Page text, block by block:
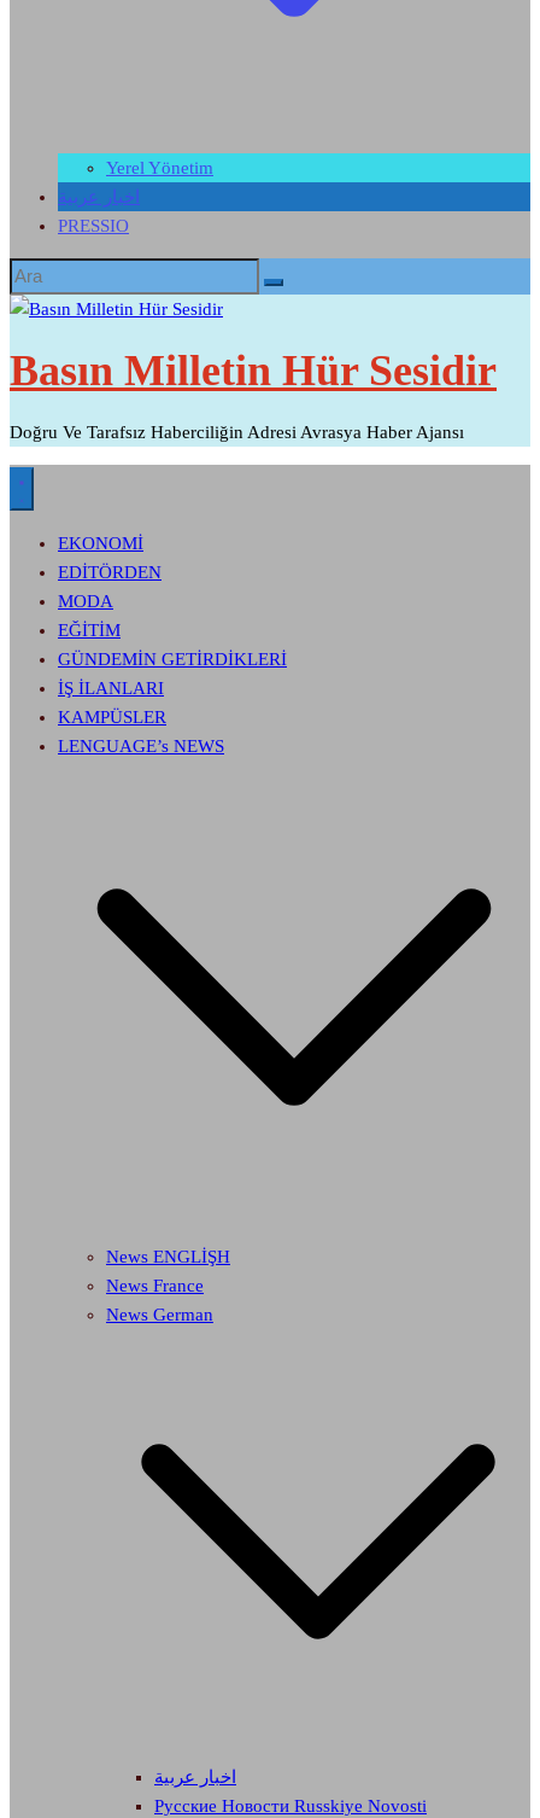
Yerel Yönetim
اخبار عربية
PRESSIO
Basın Milletin Hür Sesidir
Doğru Ve Tarafsız Haberciliğin Adresi Avrasya Haber Ajansı
EKONOMİ
EDİTÖRDEN
MODA
EĞİTİM
GÜNDEMİN GETİRDİKLERİ
İŞ İLANLARI
KAMPÜSLER
LENGUAGE’s NEWS
News ENGLİŞH
News France
News German
اخبار عربية
Русские Новости Russkiye Novosti